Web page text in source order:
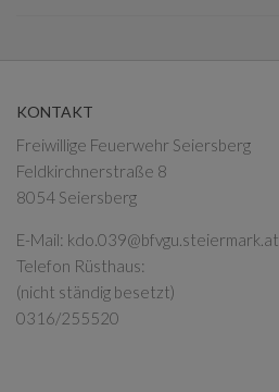
KONTAKT
Freiwillige Feuerwehr Seiersberg
Feldkirchnerstraße 8
8054 Seiersberg
E-Mail: kdo.039@bfvgu.steiermark.at
Telefon Rüsthaus:
(nicht ständig besetzt)
0316/255520